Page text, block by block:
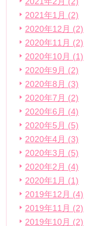
2021年1月 (2)
2020年12月 (2)
2020年11月 (2)
2020年10月 (1)
2020年9月 (2)
2020年8月 (3)
2020年7月 (2)
2020年6月 (4)
2020年5月 (5)
2020年4月 (3)
2020年3月 (5)
2020年2月 (4)
2020年1月 (1)
2019年12月 (4)
2019年11月 (2)
2019年10月 (2)